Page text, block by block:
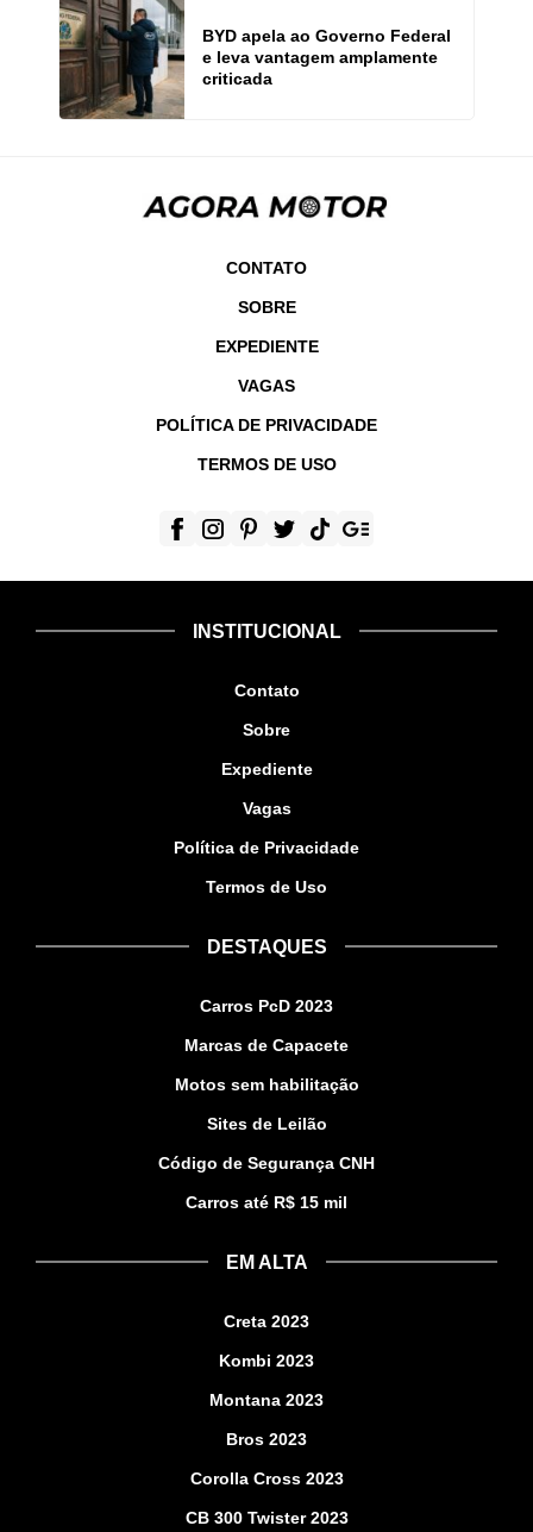
BYD apela ao Governo Federal
e leva vantagem amplamente
criticada
CONTATO
SOBRE
EXPEDIENTE
VAGAS
POLÍTICA DE PRIVACIDADE
TERMOS DE USO
INSTITUCIONAL
Contato
Sobre
Expediente
Vagas
Política de Privacidade
Termos de Uso
DESTAQUES
Carros PcD 2023
Marcas de Capacete
Motos sem habilitação
Sites de Leilão
Código de Segurança CNH
Carros até R$ 15 mil
EM ALTA
Creta 2023
Kombi 2023
Montana 2023
Bros 2023
Corolla Cross 2023
CB 300 Twister 2023